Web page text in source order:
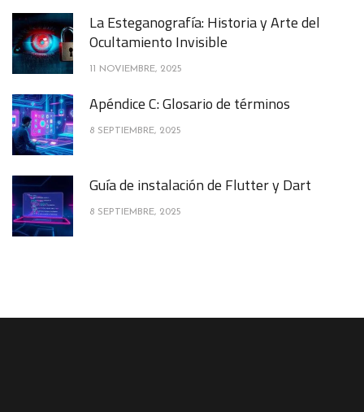
La Esteganografía: Historia y Arte del
Ocultamiento Invisible
11 NOVIEMBRE, 2025
Apéndice C: Glosario de términos
8 SEPTIEMBRE, 2025
Guía de instalación de Flutter y Dart
8 SEPTIEMBRE, 2025